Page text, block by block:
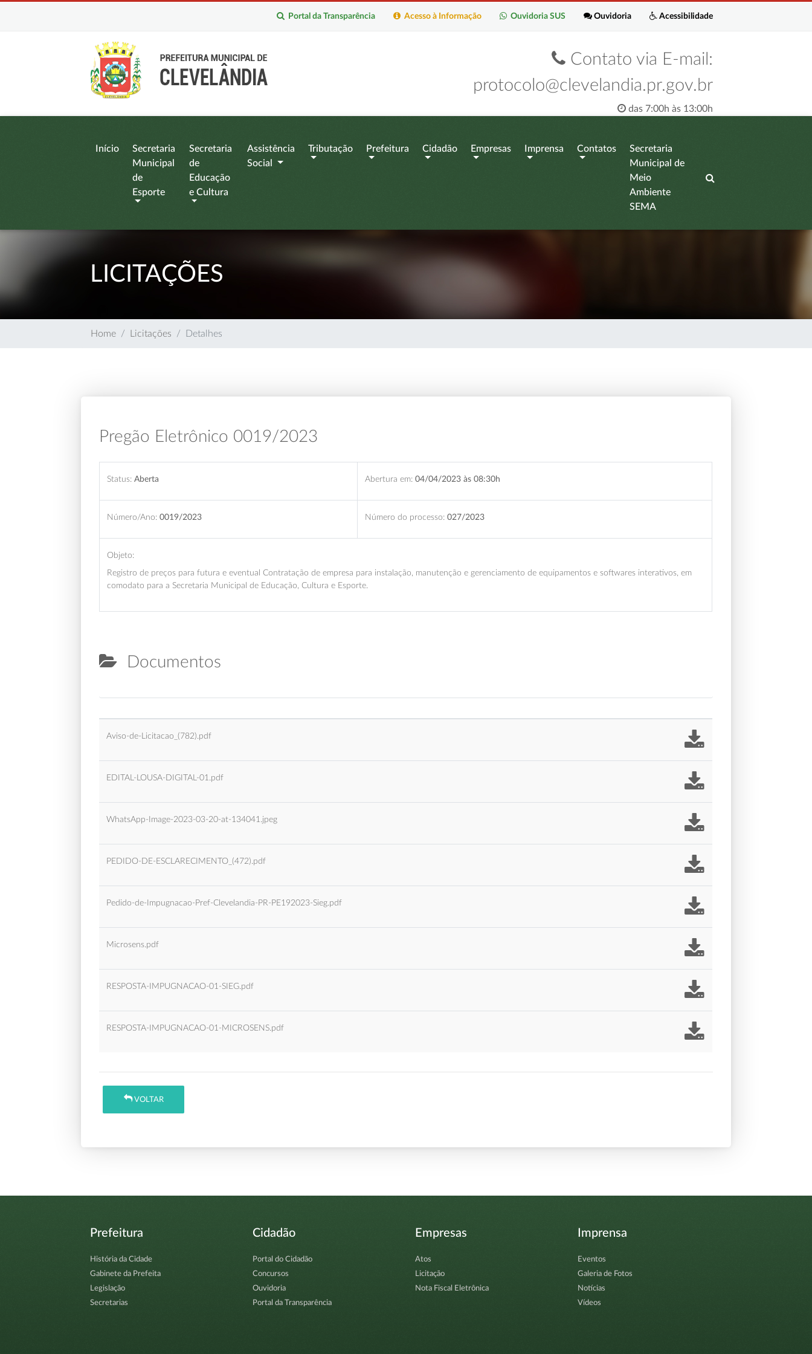
Acessibilidade
Ouvidoria
Ouvidoria SUS
Acesso à Informação
Portal da Transparência
Contato via E-mail:
protocolo@clevelandia.pr.gov.br
das 7:00h às 13:00h
Início
Secretaria
Municipal
de
Esporte
Secretaria
de
Educação
e Cultura
Assistência
Social
Tributação Prefeitura Cidadão Empresas Imprensa Contatos
Secretaria
Municipal de
Meio
Ambiente
SEMA
LICITAÇÕES
Home Licitações Detalhes
Pregão Eletrônico 0019/2023
Status: Aberta Abertura em: 04/04/2023 às 08:30h
Número/Ano: 0019/2023 Número do processo: 027/2023
Objeto:
Registro de preços para futura e eventual Contratação de empresa para instalação, manutenção e gerenciamento de equipamentos e softwares interativos, em
comodato para a Secretaria Municipal de Educação, Cultura e Esporte.
Documentos
Aviso-de-Licitacao_(782).pdf
EDITAL-LOUSA-DIGITAL-01.pdf
WhatsApp-Image-2023-03-20-at-134041.jpeg
PEDIDO-DE-ESCLARECIMENTO_(472).pdf
Pedido-de-Impugnacao-Pref-Clevelandia-PR-PE192023-Sieg.pdf
Microsens.pdf
RESPOSTA-IMPUGNACAO-01-SIEG.pdf
RESPOSTA-IMPUGNACAO-01-MICROSENS.pdf
VOLTAR
Prefeitura
História da Cidade
Gabinete da Prefeita
Legislação
Secretarias
Cidadão
Portal do Cidadão
Concursos
Ouvidoria
Portal da Transparência
Empresas
Atos
Licitação
Nota Fiscal Eletrônica
Imprensa
Eventos
Galeria de Fotos
Notícias
Vídeos